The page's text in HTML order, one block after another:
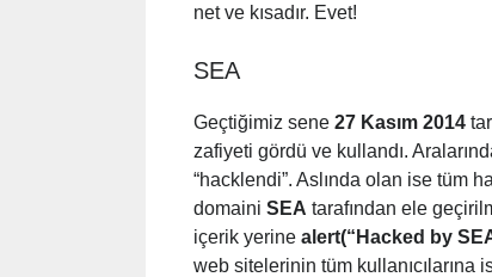
net ve kısadır. Evet!
SEA
Geçtiğimiz sene 27 Kasım 2014
zafiyeti gördü ve kullandı.
“hacklendi”. Aslında olan ise tüm
domaini SEA tarafından ele
içerik yerine alert(“Hacked by
web sitelerinin tüm kullanıcılarına